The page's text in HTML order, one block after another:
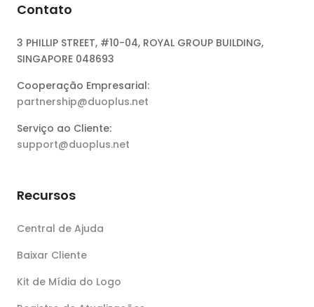
Contato
3 PHILLIP STREET, #10-04, ROYAL GROUP BUILDING,
SINGAPORE 048693
Cooperação Empresarial:
partnership@duoplus.net
Serviço ao Cliente:
support@duoplus.net
Recursos
Central de Ajuda
Baixar Cliente
Kit de Mídia do Logo